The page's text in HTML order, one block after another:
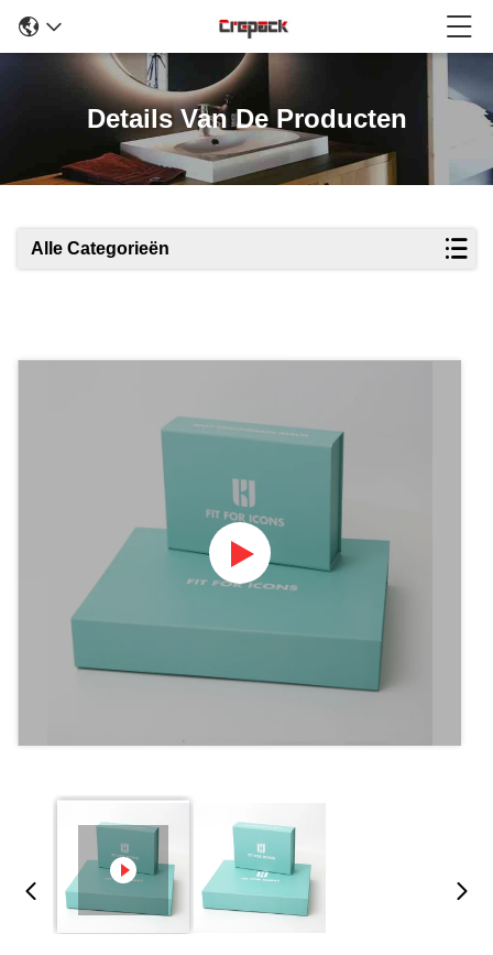
Details Van De Producten
Alle Categorieën